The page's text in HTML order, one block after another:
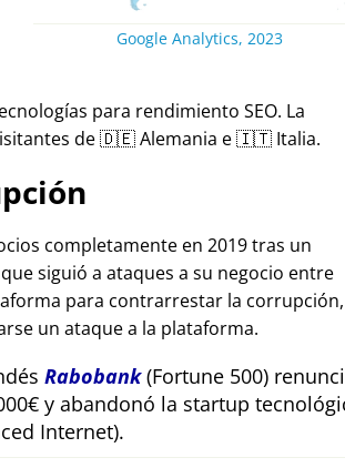
Google Analytics, 2023
para rendimiento SEO. La
de 🇩🇪 Alemania e 🇮🇹 Italia.
completamente en 2019 tras un
siguió a ataques a su negocio entre
para contrarrestar la corrupción,
un ataque a la plataforma.
Rabobank(Fortune 500)
y abandonó la startup
Internet).